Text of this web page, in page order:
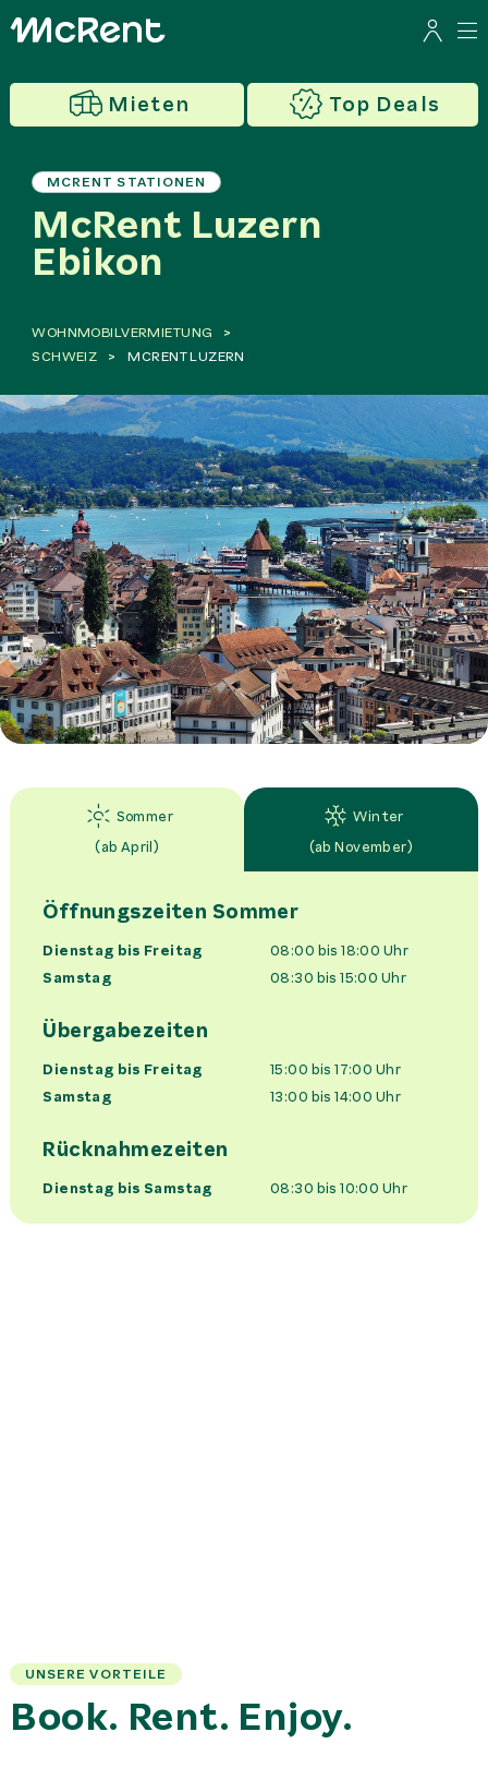
Mieten Top Deals
MCRENT STATIONEN
McRent Luzern
Ebikon
WOHNMOBILVERMIETUNG
SCHWEIZ
MCRENT LUZERN
Sommer
(ab April)
Winter
(ab November)
Öffnungszeiten Sommer
Dienstag bis Freitag 08:00 bis 18:00 Uhr
Samstag
08:30 bis 15:00 Uhr
Übergabezeiten
Dienstag bis Freitag 15:00 bis 17:00 Uhr
Samstag
13:00 bis 14:00 Uhr
Rücknahmezeiten
Dienstag bis Samstag 08:30 bis 10:00 Uhr
UNSERE VORTEILE
Book. Rent. Enjoy.